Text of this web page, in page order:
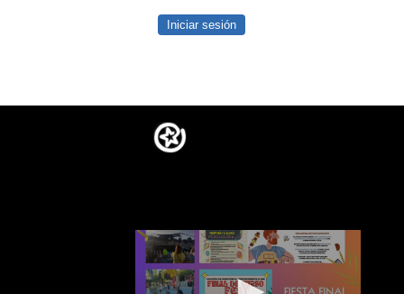
Iniciar sesión